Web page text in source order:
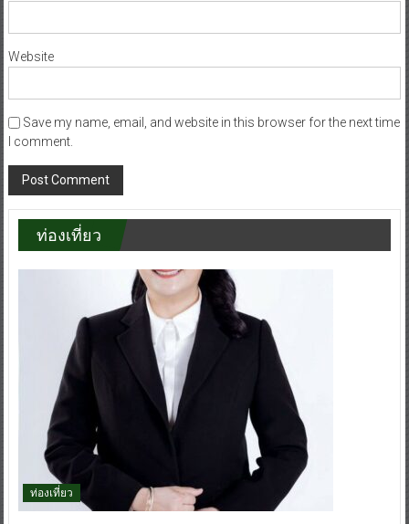
Website
Save my name, email, and website in this browser for the next time
I comment.
ท่องเที่ยว
ท่องเที่ยว